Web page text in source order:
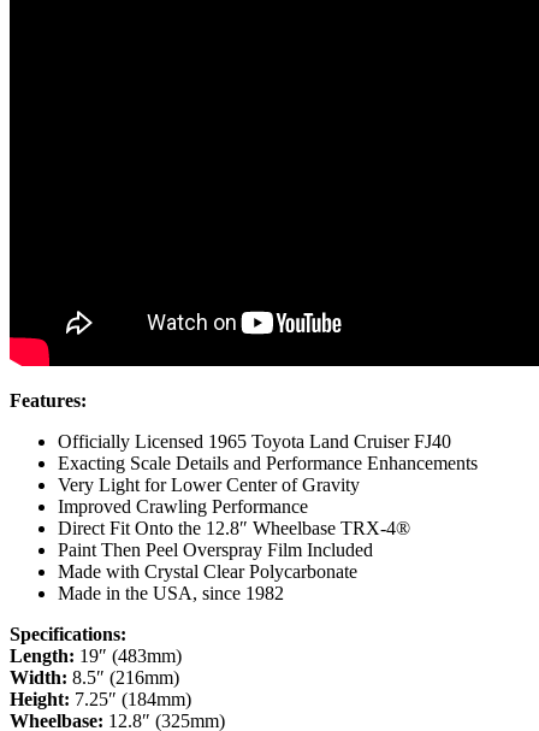
Features:
Officially Licensed 1965 Toyota Land Cruiser FJ40
Exacting Scale Details and Performance Enhancements
Very Light for Lower Center of Gravity
Improved Crawling Performance
Direct Fit Onto the 12.8″ Wheelbase TRX-4®
Paint Then Peel Overspray Film Included
Made with Crystal Clear Polycarbonate
Made in the USA, since 1982
Specifications:
Length: 19″ (483mm)
Width: 8.5″ (216mm)
Height: 7.25″ (184mm)
Wheelbase: 12.8″ (325mm)